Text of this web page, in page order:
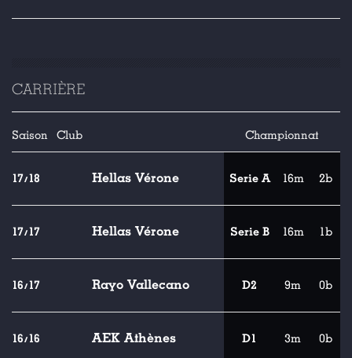
CARRIÈRE
Saison Club Championnat
17/18 Hellas Vérone Serie A 16m 2b
17/17 Hellas Vérone Serie B 16m 1b
16/17 Rayo Vallecano D2 9m 0b
16/16 AEK Athènes D1 3m 0b